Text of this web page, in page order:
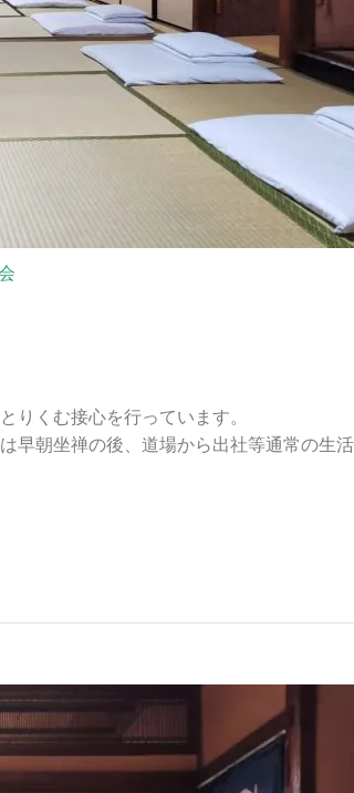
りくむ接心を行っています。
早朝坐禅の後、道場から出社等通常の生